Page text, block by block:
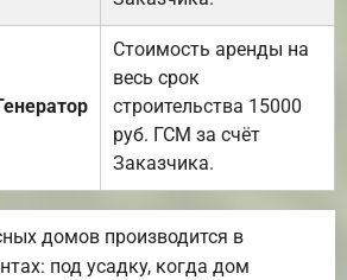
Стоимость аренды на
весь срок
строительства 15000
руб. ГСМ за счёт
Заказчика.
домов производится в
под усадку, когда дом